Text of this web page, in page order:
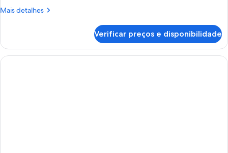
Mais detalhes
Mais
Verificar preços e disponibilidade